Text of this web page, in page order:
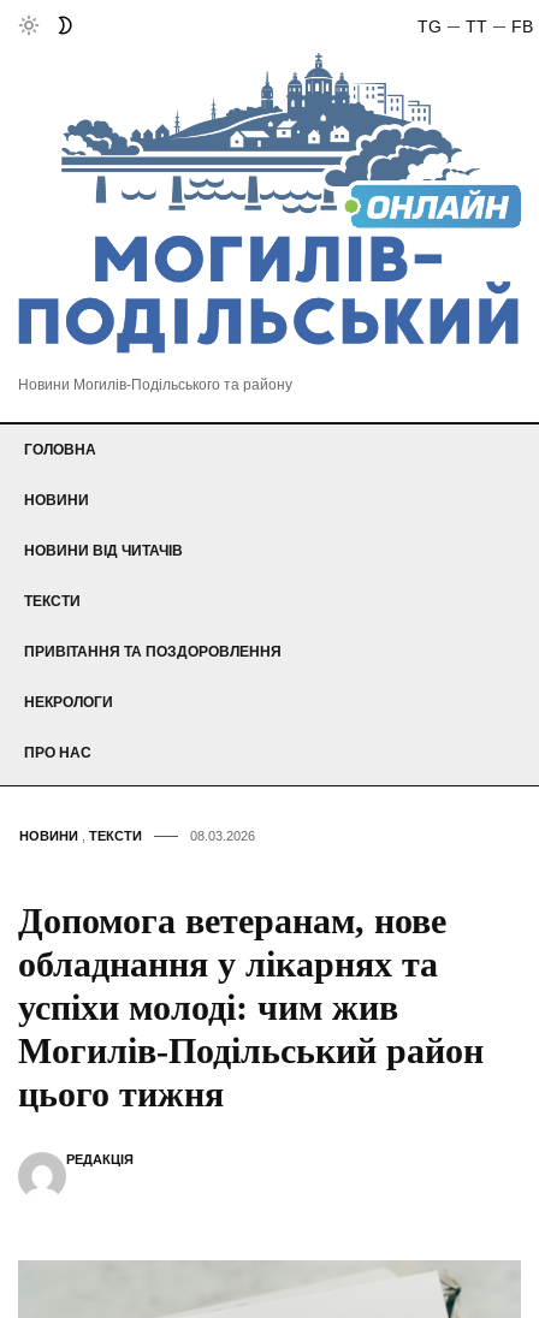
FB
TT
TG
Новини Могилів-Подільського та району
ГОЛОВНА
НОВИНИ
НОВИНИ ВІД ЧИТАЧІВ
ТЕКСТИ
ПРИВІТАННЯ ТА ПОЗДОРОВЛЕННЯ
НЕКРОЛОГИ
ПРО НАС
НОВИНИ ТЕКСТИ 08.03.2026
Допомога ветеранам, нове
обладнання у лікарнях та
успіхи молоді: чим жив
Могилів-Подільський район
цього тижня
РЕДАКЦІЯ